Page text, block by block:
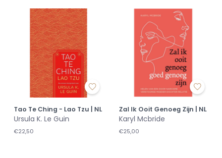
Tao Te Ching - Lao Tzu | NL
Ursula K. Le Guin
€22,50
Zal Ik Ooit Genoeg Zijn | NL
Karyl Mcbride
€25,00